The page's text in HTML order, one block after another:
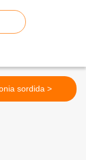
Bignonia sordida >